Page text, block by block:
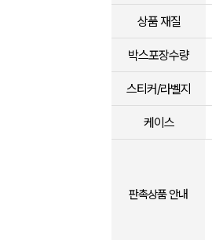
상품 재질
박스포장수량
스티커/라벨지
케이스
판촉상품 안내